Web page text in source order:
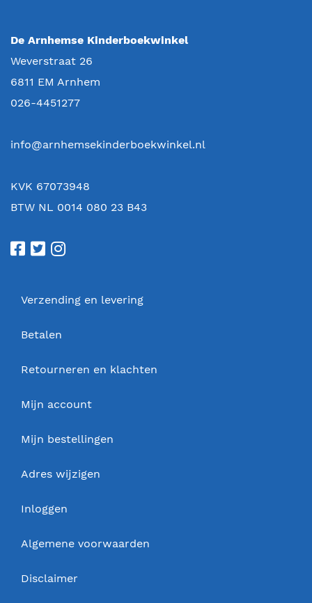
De Arnhemse Kinderboekwinkel
Weverstraat 26
6811 EM Arnhem
026-4451277
info@arnhemsekinderboekwinkel.nl
KVK 67073948
BTW NL 0014 080 23 B43
Verzending en levering
Betalen
Retourneren en klachten
Mijn account
Mijn bestellingen
Adres wijzigen
Inloggen
Algemene voorwaarden
Disclaimer